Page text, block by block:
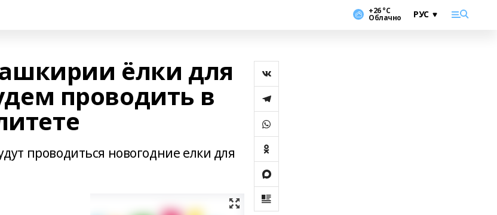
+26 °С
Облачно
ёлки для
проводить в
проводиться новогодние елки для